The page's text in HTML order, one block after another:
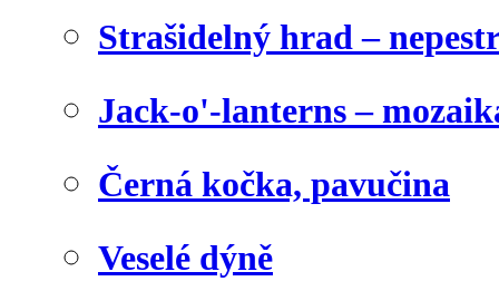
Strašidelný hrad –
Jack-o'-lanterns –
Černá kočka, pavučina
Veselé dýně